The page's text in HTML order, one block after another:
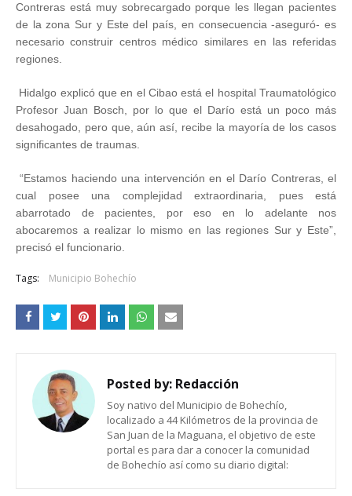
Contreras está muy sobrecargado porque les llegan pacientes
de la zona Sur y Este del país, en consecuencia -aseguró- es
necesario construir centros médico similares en las referidas
regiones.
Hidalgo explicó que en el Cibao está el hospital Traumatológico
Profesor Juan Bosch, por lo que el Darío está un poco más
desahogado, pero que, aún así, recibe la mayoría de los casos
significantes de traumas.
“Estamos haciendo una intervención en el Darío Contreras, el
cual posee una complejidad extraordinaria, pues está
abarrotado de pacientes, por eso en lo adelante nos
abocaremos a realizar lo mismo en las regiones Sur y Este”,
precisó el funcionario.
Tags: Municipio Bohechío
Posted by: Redacción
Soy nativo del Municipio de Bohechío,
localizado a 44 Kilómetros de la provincia de
San Juan de la Maguana, el objetivo de este
portal es para dar a conocer la comunidad
de Bohechío así como su diario digital: